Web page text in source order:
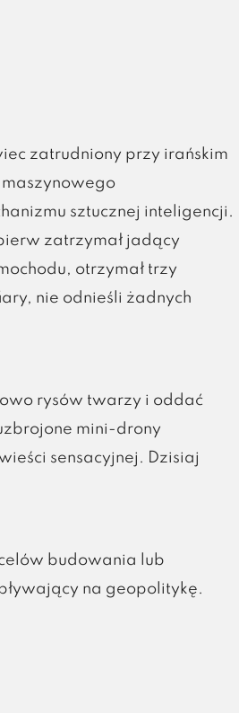
zatrudniony przy irańskim
sztucznej inteligencji.
zatrzymał jadący
otrzymał trzy
nie odnieśli żadnych
rysów twarzy i oddać
mini-drony
sensacyjnej. Dzisiaj
budowania lub
na geopolitykę.